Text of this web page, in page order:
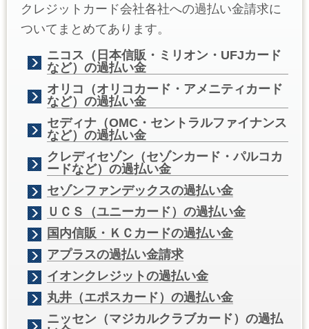
クレジットカード会社各社への過払い金請求に
ついてまとめてあります。
ニコス（日本信販・ミリオン・UFJカード
など）の過払い金
オリコ（オリコカード・アメニティカード
など）の過払い金
セディナ（OMC・セントラルファイナンス
など）の過払い金
クレディセゾン（セゾンカード・パルコカ
ードなど）の過払い金
セゾンファンデックスの過払い金
ＵＣＳ（ユニーカード）の過払い金
国内信販・ＫＣカードの過払い金
アプラスの過払い金請求
イオンクレジットの過払い金
丸井（エポスカード）の過払い金
ニッセン（マジカルクラブカード）の過払